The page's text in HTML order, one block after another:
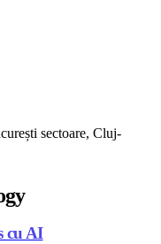
sectoare, Cluj-
cu AI